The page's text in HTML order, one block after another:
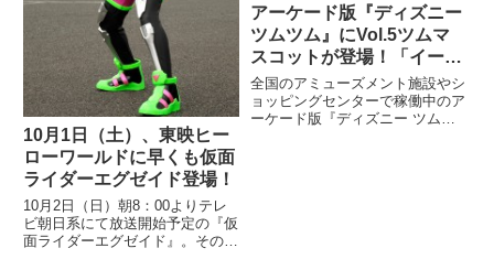
10月1日（土）、東映ヒー
ローワールドに早くも仮面
ライダーエグゼイド登場！
10月2日（日）朝8：00よりテレ
ビ朝日系にて放送開始予定の『仮
面ライダーエグゼイド』。その放
アーケード版『ディズニー
ツムツム』にVol.5ツムマ
スコットが登場！「イース
ターシリーズ」を手に入れ
よう！
全国のアミューズメント施設やシ
ョッピングセンターで稼働中のア
ーケード版『ディズニー ツムツ